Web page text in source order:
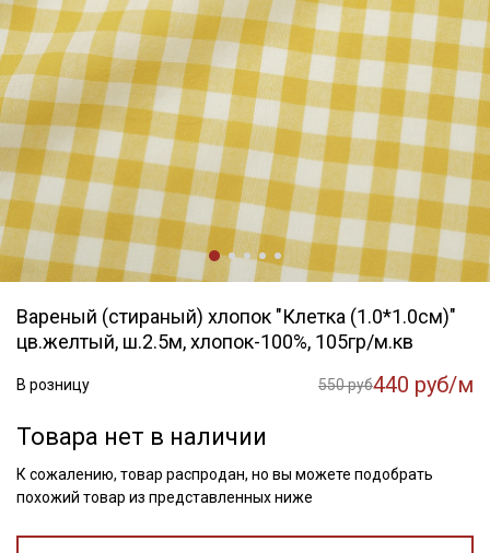
Вареный (стираный) хлопок "Клетка (1.0*1.0см)"
цв.желтый, ш.2.5м, хлопок-100%, 105гр/м.кв
В розницу 550 руб440 руб/м
Товара нет в наличии
К сожалению, товар распродан, но вы можете подобрать
похожий товар из представленных ниже